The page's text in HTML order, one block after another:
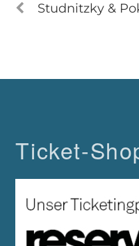
Studnitzky &
Ticket-